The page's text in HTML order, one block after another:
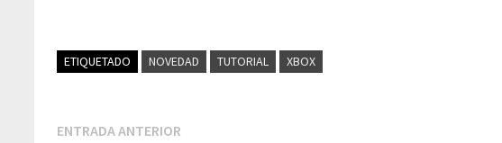
ETIQUETADO NOVEDAD TUTORIAL XBOX
ENTRADA ANTERIOR